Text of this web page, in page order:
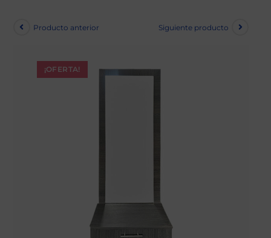
¡OFERTA!
Producto anterior Siguiente producto